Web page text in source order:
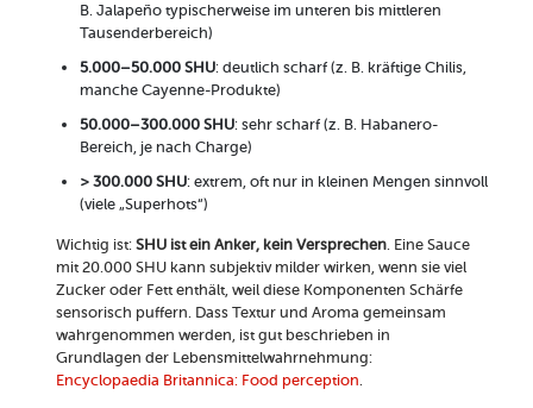
B. Jalapeño typischerweise im unteren bis mittleren
Tausenderbereich)
5.000–50.000 SHU: deutlich scharf (z. B. kräftige Chilis,
manche Cayenne-Produkte)
50.000–300.000 SHU: sehr scharf (z. B. Habanero-
Bereich, je nach Charge)
> 300.000 SHU: extrem, oft nur in kleinen Mengen sinnvoll
(viele „Superhots“)
Wichtig ist: SHU ist ein Anker, kein Versprechen. Eine Sauce
mit 20.000 SHU kann subjektiv milder wirken, wenn sie viel
Zucker oder Fett enthält, weil diese Komponenten Schärfe
sensorisch puffern. Dass Textur und Aroma gemeinsam
wahrgenommen werden, ist gut beschrieben in
Grundlagen der Lebensmittelwahrnehmung:
Encyclopaedia Britannica: Food perception.